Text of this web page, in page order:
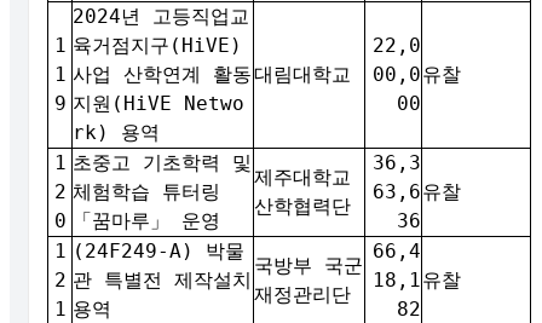
1
1
9
2024년 고등직업교
육거점지구(HiVE)
사업 산학연계 활동
지원(HiVE Netwo
rk) 용역
대림대학교
22,0
00,0
00
유찰
1
2
0
초중고 기초학력 및
체험학습 튜터링
「꿈마루」 운영
제주대학교
산학협력단
36,3
63,6
36
유찰
1
2
1
(24F249-A) 박물
관 특별전 제작설치
용역
국방부 국군
재정관리단
66,4
18,1
82
유찰